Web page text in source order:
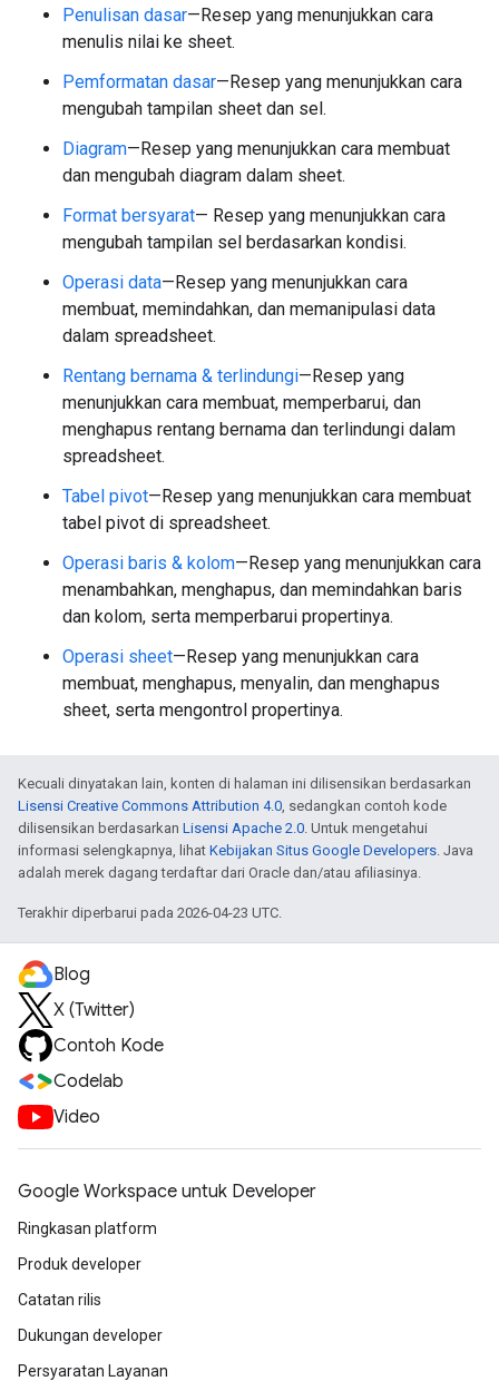
Penulisan dasar—Resep yang menunjukkan cara
menulis nilai ke sheet.
Pemformatan dasar—Resep yang menunjukkan cara
mengubah tampilan sheet dan sel.
Diagram—Resep yang menunjukkan cara membuat
dan mengubah diagram dalam sheet.
Format bersyarat— Resep yang menunjukkan cara
mengubah tampilan sel berdasarkan kondisi.
Operasi data—Resep yang menunjukkan cara
membuat, memindahkan, dan memanipulasi data
dalam spreadsheet.
Rentang bernama & terlindungi—Resep yang
menunjukkan cara membuat, memperbarui, dan
menghapus rentang bernama dan terlindungi dalam
spreadsheet.
Tabel pivot—Resep yang menunjukkan cara membuat
tabel pivot di spreadsheet.
Operasi baris & kolom—Resep yang menunjukkan cara
menambahkan, menghapus, dan memindahkan baris
dan kolom, serta memperbarui propertinya.
Operasi sheet—Resep yang menunjukkan cara
membuat, menghapus, menyalin, dan menghapus
sheet, serta mengontrol propertinya.
Kecuali dinyatakan lain, konten di halaman ini dilisensikan berdasarkan
Lisensi Creative Commons Attribution 4.0, sedangkan contoh kode
dilisensikan berdasarkan Lisensi Apache 2.0. Untuk mengetahui
informasi selengkapnya, lihat Kebijakan Situs Google Developers. Java
adalah merek dagang terdaftar dari Oracle dan/atau afiliasinya.
Terakhir diperbarui pada 2026-04-23 UTC.
Blog
X (Twitter)
Contoh Kode
Codelab
Video
Google Workspace untuk Developer
Ringkasan platform
Produk developer
Catatan rilis
Dukungan developer
Persyaratan Layanan